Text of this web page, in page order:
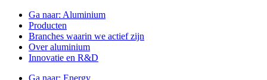
Ga naar: Aluminium
Producten
Branches waarin we actief zijn
Over aluminium
Innovatie en R&D
Ga naar: Energy